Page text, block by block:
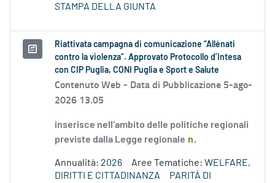
STAMPA DELLA GIUNTA
Riattivata campagna di comunicazione “Allénati
contro la violenza”. Approvato Protocollo d’Intesa
con CIP Puglia, CONI Puglia e Sport e Salute
Contenuto Web - Data di Pubblicazione 5-ago-
2026 13.05
inserisce nell’ambito delle politiche regionali
previste dalla Legge regionale n.
Annualità: 2026 Aree Tematiche: WELFARE,
DIRITTI E CITTADINANZA
PARITÀ DI